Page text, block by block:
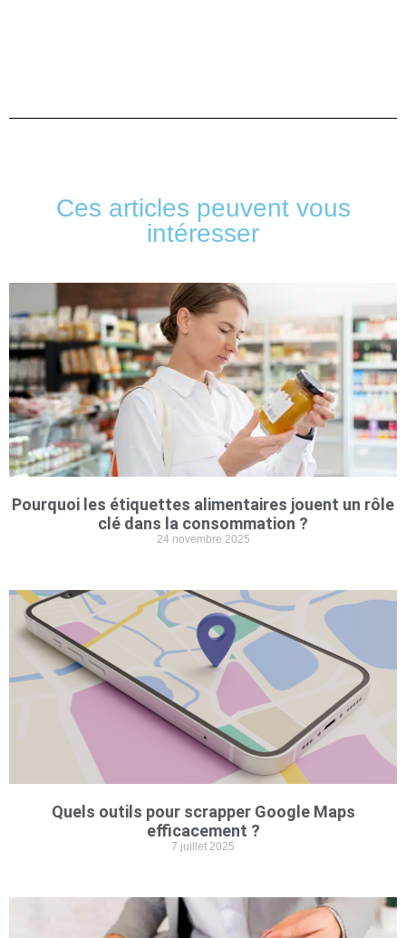
Ces articles peuvent vous
intéresser
Pourquoi les étiquettes alimentaires jouent un rôle
clé dans la consommation ?
24 novembre 2025
Quels outils pour scrapper Google Maps
efficacement ?
7 juillet 2025